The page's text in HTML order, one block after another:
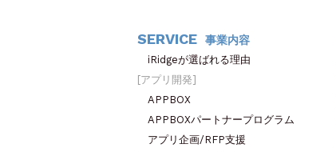
SERVICE 事業内容
iRidgeが選ばれる理由
アプリ開発
APPBOX
APPBOXパートナープログラム
アプリ企画/RFP支援